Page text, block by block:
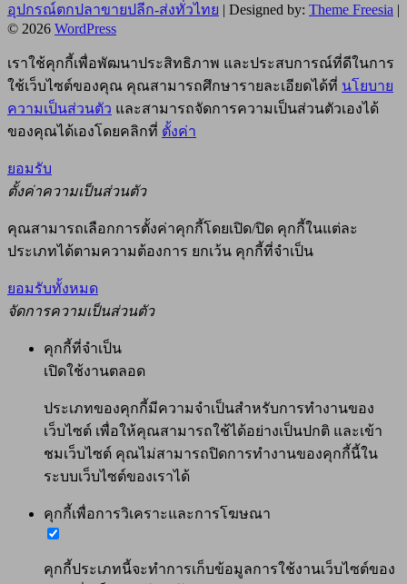
อุปกรณ์ตกปลาขายปลีก-ส่งทั่วไทย | Designed by: Theme Freesia |
© 2026 WordPress
เราใช้คุกกี้เพื่อพัฒนาประสิทธิภาพ และประสบการณ์ที่ดีในการ
ใช้เว็บไซต์ของคุณ คุณสามารถศึกษารายละเอียดได้ที่ นโยบาย
ความเป็นส่วนตัว และสามารถจัดการความเป็นส่วนตัวเองได้
ของคุณได้เองโดยคลิกที่ ตั้งค่า
ยอมรับ
ตั้งค่าความเป็นส่วนตัว
คุณสามารถเลือกการตั้งค่าคุกกี้โดยเปิด/ปิด คุกกี้ในแต่ละ
ประเภทได้ตามความต้องการ ยกเว้น คุกกี้ที่จำเป็น
ยอมรับทั้งหมด
จัดการความเป็นส่วนตัว
คุกกี้ที่จำเป็น
เปิดใช้งานตลอด
ประเภทของคุกกี้มีความจำเป็นสำหรับการทำงานของ
เว็บไซต์ เพื่อให้คุณสามารถใช้ได้อย่างเป็นปกติ และเข้า
ชมเว็บไซต์ คุณไม่สามารถปิดการทำงานของคุกกี้นี้ใน
ระบบเว็บไซต์ของเราได้
คุกกี้เพื่อการวิเคราะและการโฆษณา
คุกกี้ประเภทนี้จะทำการเก็บข้อมูลการใช้งานเว็บไซต์ของ